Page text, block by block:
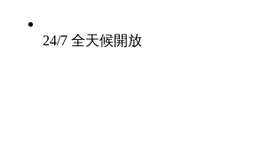
24/7 全天候開放